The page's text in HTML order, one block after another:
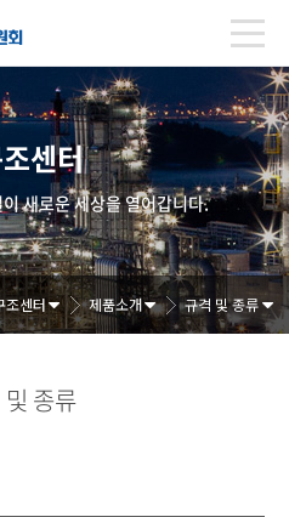
센터
새로운 세상을 열어갑니다.
조센터 제품소개 규격 및 종류
종류